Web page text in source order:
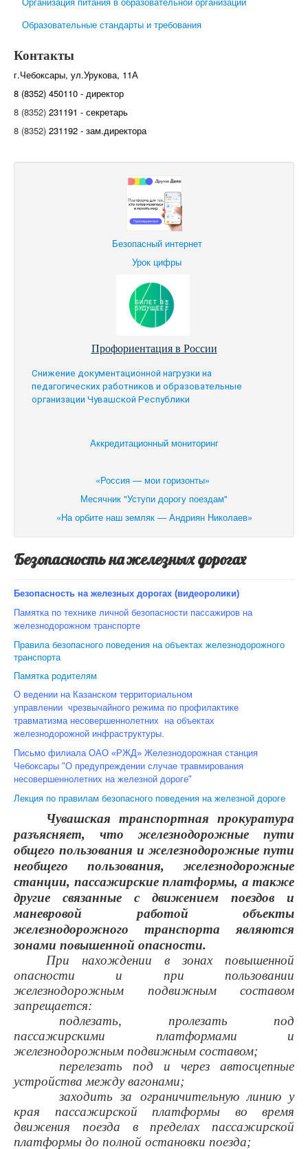
Образовательные стандарты и требования
Контакты
г.Чебоксары, ул.Урукова, 11А
8 (8352) 450110 - директор
8 (8352) 231191 - секретарь
8 (8352) 231192 - зам.директора
Безопасный интернет
Урок цифры
Профориентация в России
Снижение документационной нагрузки на
педагогических работников и образовательные
организации Чувашской Республики
Аккредитационный мониторинг
«Россия — мои горизонты»
Месячник "Уступи дорогу поездам"
«На орбите наш земляк — Андриян Николаев»
Безопасность на железных дорогах
Безопасность на железных дорогах (видеоролики)
Памятка по технике личной безопасности пассажиров на
железнодорожном транспорте
Правила безопасного поведения на объектах железнодорожного
транспорта
Памятка родителям
О ведении на Казанском территориальном
управлении чрезвычайного режима по профилактике
травматизма несовершеннолетних на объектах
железнодорожной инфраструктуры.
Письмо филиала ОАО «РЖД» Железнодорожная станция
Чебоксары "О предупреждении cлучае травмирования
несовершеннолетних на железной дороге"
Лекция по правилам безопасного поведения на железной дороге
Чувашская транспортная прокуратура
разъясняет, что железнодорожные пути
общего пользования и железнодорожные пути
необщего пользования, железнодорожные
станции, пассажирские платформы, а также
другие связанные с движением поездов и
маневровой работой объекты
железнодорожного транспорта являются
зонами повышенной опасности.
При нахождении в зонах повышенной
опасности и при пользовании
железнодорожным подвижным составом
запрещается:
подлезать, пролезать под
пассажирскими платформами и
железнодорожным подвижным составом;
перелезать под и через автосцепные
устройства между вагонами;
заходить за ограничительную линию у
края пассажирской платформы во время
движения поезда в пределах пассажирской
платформы до полной остановки поезда;